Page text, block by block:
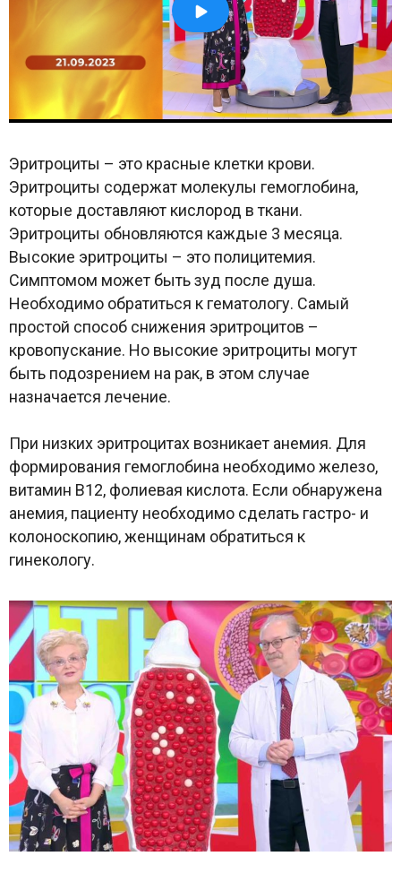
Эритроциты – это красные клетки крови.
Эритроциты содержат молекулы гемоглобина,
которые доставляют кислород в ткани.
Эритроциты обновляются каждые 3 месяца.
Высокие эритроциты – это полицитемия.
Симптомом может быть зуд после душа.
Необходимо обратиться к гематологу. Самый
простой способ снижения эритроцитов –
кровопускание. Но высокие эритроциты могут
быть подозрением на рак, в этом случае
назначается лечение.
При низких эритроцитах возникает анемия. Для
формирования гемоглобина необходимо железо,
витамин B12, фолиевая кислота. Если обнаружена
анемия, пациенту необходимо сделать гастро- и
колоноскопию, женщинам обратиться к
гинекологу.